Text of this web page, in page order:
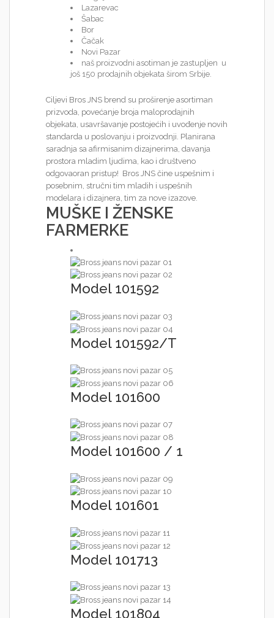
Lazarevac
Šabac
Bor
Čačak
Novi Pazar
naš proizvodni asotiman je zastupljen u
još 150 prodajnih objekata širom Srbije.
Ciljevi Bros JNS brend su proširenje asortiman
prizvoda, povećanje broja maloprodajnih
objekata, usavršavanje postojećih i uvođenje novih
standarda u poslovanju i proizvodnji. Planirana
saradnja sa afirmisanim dizajnerima, davanja
prostora mladim ljudima, kao i društveno
odgovaoran pristup! Bros JNS čine uspešnim i
posebnim, stručni tim mladih i uspešnih
modelara i dizajnera, tim za nove izazove.
MUŠKE I ŽENSKE
FARMERKE
Model 101592
Model 101592/T
Model 101600
Model 101600 / 1
Model 101601
Model 101713
Model 101804